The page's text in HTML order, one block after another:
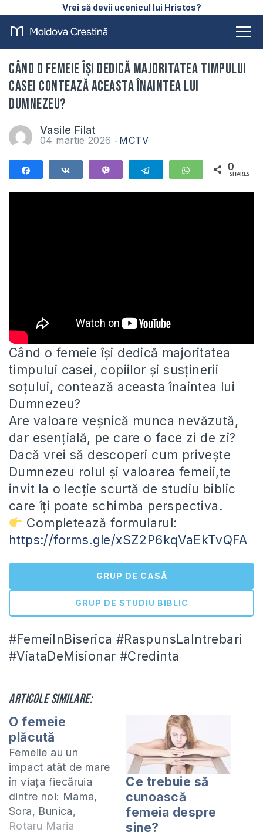
Vrei să devii ucenicul lui Hristos?
Când o femeie își dedică majoritatea timpului
casei contează aceasta înaintea lui
Dumnezeu?
Vasile Filat
04 martie 2026 MCTV
Telegram WhatsApp
0
SHARES
Când o femeie își dedică majoritatea
timpului casei, copiilor și susținerii
soțului, contează aceasta înaintea lui
Dumnezeu?
Are valoare veșnică munca nevăzută,
dar esențială, pe care o face zi de zi?
Dacă vrei să descoperi cum privește
Dumnezeu rolul și valoarea femeii,te
invit la o lecție scurtă de studiu biblic
care îți poate schimba perspectiva.
Completează formularul:
https://forms.gle/xSZ2P6kqVaEkTvQFA
GRUP DE CASĂ
GRUP DE STUDIU BIBLIC
#FemeiInBiserica #RaspunsLaIntrebari
#ViataDeMisionar #Credinta
Articole similare:
O femeie
plăcută
Femeile au un
impact atât de mare
în viața fiecăruia
dintre noi: Mama,
Sora, Bunica,
Educatoarea, prima
Rotaru Maria
Ce trebuie să
cunoască
femeia despre
sine?